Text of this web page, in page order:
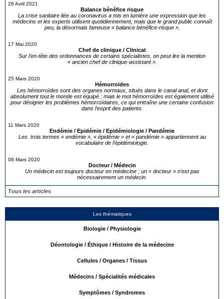
26 Avril 2021
Balance bénéfice risque
La crise sanitaire liée au coronavirus a mis en lumière une expression que les
médecins et les experts utilisent quotidiennement, mais que le grand public connaît
peu, la désormais fameuse « balance bénéfice-risque ».
17 Mai 2020
Chef de clinique / Clinicat
Sur l’en-tête des ordonnances de certains spécialistes, on peut lire la mention
« ancien chef de clinique-assistant ».
25 Mars 2020
Hémorroïdes
Les hémorroïdes sont des organes normaux, situés dans le canal anal, et dont
absolument tout le monde est équipé ; mais le mot hémorroïdes est également utilisé
pour désigner les problèmes hémorroïdaires, ce qui entraîne une certaine confusion
dans l’esprit des patients.
11 Mars 2020
Endémie / Epidémie / Epidémiologie / Pandémie
Les trois termes « endémie », « épidémie » et « pandémie » appartiennent au
vocabulaire de l’épidémiologie.
06 Mars 2020
Docteur / Médecin
Un médecin est toujours docteur en médecine ; un « docteur » n’est pas
nécessairement un médecin.
Tous les articles
Les thématiques
Biologie / Physiologie
Déontologie / Éthique / Histoire de la médecine
Cellules / Organes / Tissus
Médecins / Spécialités médicales
Symptômes / Syndromes